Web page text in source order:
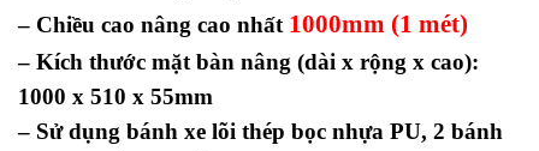
– Chiều cao nâng cao nhất 1000mm (1 mét)
– Kích thước mặt bàn nâng (dài x rộng x cao):
1000 x 510 x 55mm
– Sử dụng bánh xe lõi thép bọc nhựa PU, 2 bánh